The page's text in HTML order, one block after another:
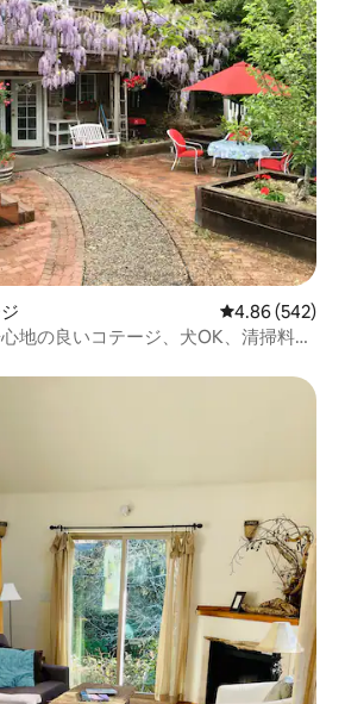
レビュー542
4.86 (542)
地の良いコテージ、犬OK、清掃料金